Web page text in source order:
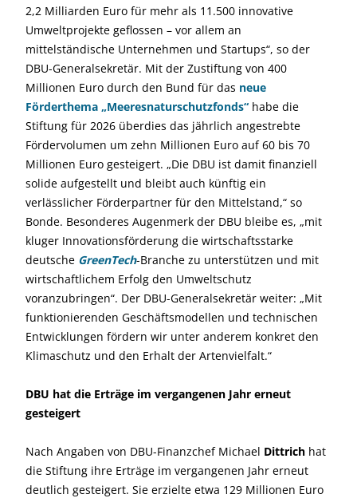
2,2 Milliarden Euro für mehr als 11.500 innovative
Umweltprojekte geflossen – vor allem an
mittelständische Unternehmen und Startups“, so der
DBU-Generalsekretär. Mit der Zustiftung von 400
Millionen Euro durch den Bund für das neue
Förderthema „Meeresnaturschutzfonds“ habe die
Stiftung für 2026 überdies das jährlich angestrebte
Fördervolumen um zehn Millionen Euro auf 60 bis 70
Millionen Euro gesteigert. „Die DBU ist damit finanziell
solide aufgestellt und bleibt auch künftig ein
verlässlicher Förderpartner für den Mittelstand,“ so
Bonde. Besonderes Augenmerk der DBU bleibe es, „mit
kluger Innovationsförderung die wirtschaftsstarke
deutsche GreenTech-Branche zu unterstützen und mit
wirtschaftlichem Erfolg den Umweltschutz
voranzubringen“. Der DBU-Generalsekretär weiter: „Mit
funktionierenden Geschäftsmodellen und technischen
Entwicklungen fördern wir unter anderem konkret den
Klimaschutz und den Erhalt der Artenvielfalt.“
DBU hat die Erträge im vergangenen Jahr erneut
gesteigert
Nach Angaben von DBU-Finanzchef Michael Dittrich hat
die Stiftung ihre Erträge im vergangenen Jahr erneut
deutlich gesteigert. Sie erzielte etwa 129 Millionen Euro